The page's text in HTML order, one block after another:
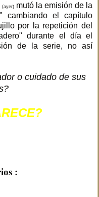
(ayer) mutó la emisión de la
cambiando el capítulo
por la repetición del
durante el día el
de la serie, no así
o cuidado de sus
: